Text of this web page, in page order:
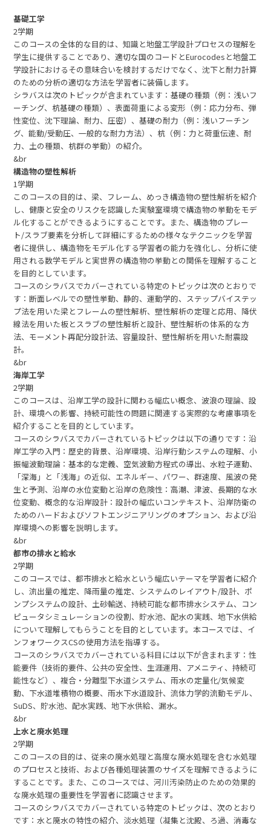
基礎工学
2学期
このコースの全体的な目的は、知識と地盤工学設計プロセスの理解を
学生に提供することであり、適切な国のコードとEurocodesと地盤工
学設計におけるその意味合いを検討するだけでなく、沈下と耐力計算
のための分析の適切な方法を学習者に装備します。
シラバスは次のトピックが含まれています：基礎の種類（例：浅いフ
ーチング、杭基礎の種類）、表面荷重による変形（例：応力分布、弾
性変位、沈下理論、耐力、圧密）、基礎の耐力（例：浅いフーチン
グ、能動/受動圧、一般的な耐力方法）、杭（例：力と荷重伝達、耐
力、土の種類、杭群の挙動）の紹介。
&br
構造物の塑性解析
1学期
このコースの目的は、梁、フレーム、めっき構造物の塑性解析を紹介
し、健康と安全のリスクを認識した実験室環境で構造物の挙動をモデ
ル化することができるようにすることです。また、構造物のプレー
ト/スラブ要素を分析して詳細にするための様々なテクニックを学習
者に提供し、構造物をモデル化する学習者の能力を強化し、分析に使
用される数学モデルと実世界の構造物の挙動との関係を理解すること
を目的としています。
コースのシラバスでカバーされている特定のトピックは次のとおりで
す：断面レベルでの塑性挙動、静的、運動学的、ステップバイステッ
プ法を用いた梁とフレームの塑性解析、塑性解析の定理と応用、降伏
線法を用いた板とスラブの塑性解析と設計、塑性解析の体系的な方
法、モーメント再配分設計法、容量設計、塑性解析を用いた耐震設
計。
&br
海岸工学
2学期
このコースは、沿岸工学の設計に関わる幅広い概念、波浪の理論、設
計、環境への影響、持続可能性の問題に関連する実際的な考慮事項を
紹介することを目的としています。
コースのシラバスでカバーされているトピックは以下の通りです：沿
岸工学の入門：歴史的背景、沿岸環境、沿岸行動システムの理解、小
振幅波動理論：基本的な定義、空気波動方程式の導出、水粒子運動、
「深海」と「浅海」の近似、エネルギー、パワー、群速度、風波の発
生と予測、沿岸の水位変動と沿岸の危険性：高潮、津波、長期的な水
位変動、概念的な沿岸設計：設計の幅広いコンテキスト、沿岸防衛の
ためのハードおよびソフトエンジニアリングのオプション、および沿
岸環境への影響を説明します。
&br
都市の排水と給水
2学期
このコースでは、都市排水と給水という幅広いテーマを学習者に紹介
し、流出量の推定、降雨量の推定、システムのレイアウト/設計、ポ
ンプシステムの設計、土砂輸送、持続可能な都市排水システム、コン
ピュータシミュレーションの役割、貯水池、配水の実践、地下水供給
について理解してもらうことを目的としています。本コースでは、イ
ンフォワークスCSの使用方法を指導する。
コースのシラバスでカバーされている科目には以下が含まれます：性
能要件（技術的要件、公共の安全性、生涯運用、アメニティ、持続可
能性など）、複合・分離型下水道システム、雨水の定量化/気候変
動、下水道堆積物の概要、雨水下水道設計、流体力学的流動モデル、
SuDS、貯水池、配水実践、地下水供給、漏水。
&br
上水と廃水処理
2学期
このコースの目的は、従来の廃水処理と高度な廃水処理を含む水処理
のプロセスと技術、および各種処理装置のサイズを理解できるように
することです。また、このコースでは、河川汚染防止のための効果的
な廃水処理の重要性を学習者に認識させます。
コースのシラバスでカバーされている特定のトピックは、次のとおり
です：水と廃水の特性の紹介、淡水処理（凝集と沈殿、ろ過、消毒な